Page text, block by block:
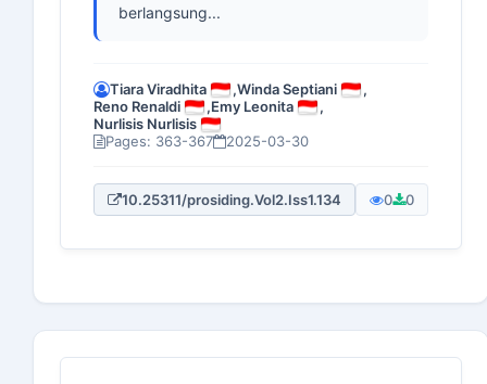
berlangsung...
Tiara Viradhita ,Winda Septiani
,
Reno Renaldi
,Emy Leonita
,
Nurlisis Nurlisis
Pages: 363-367
2025-03-30
10.25311/prosiding.Vol2.Iss1.134 0 0